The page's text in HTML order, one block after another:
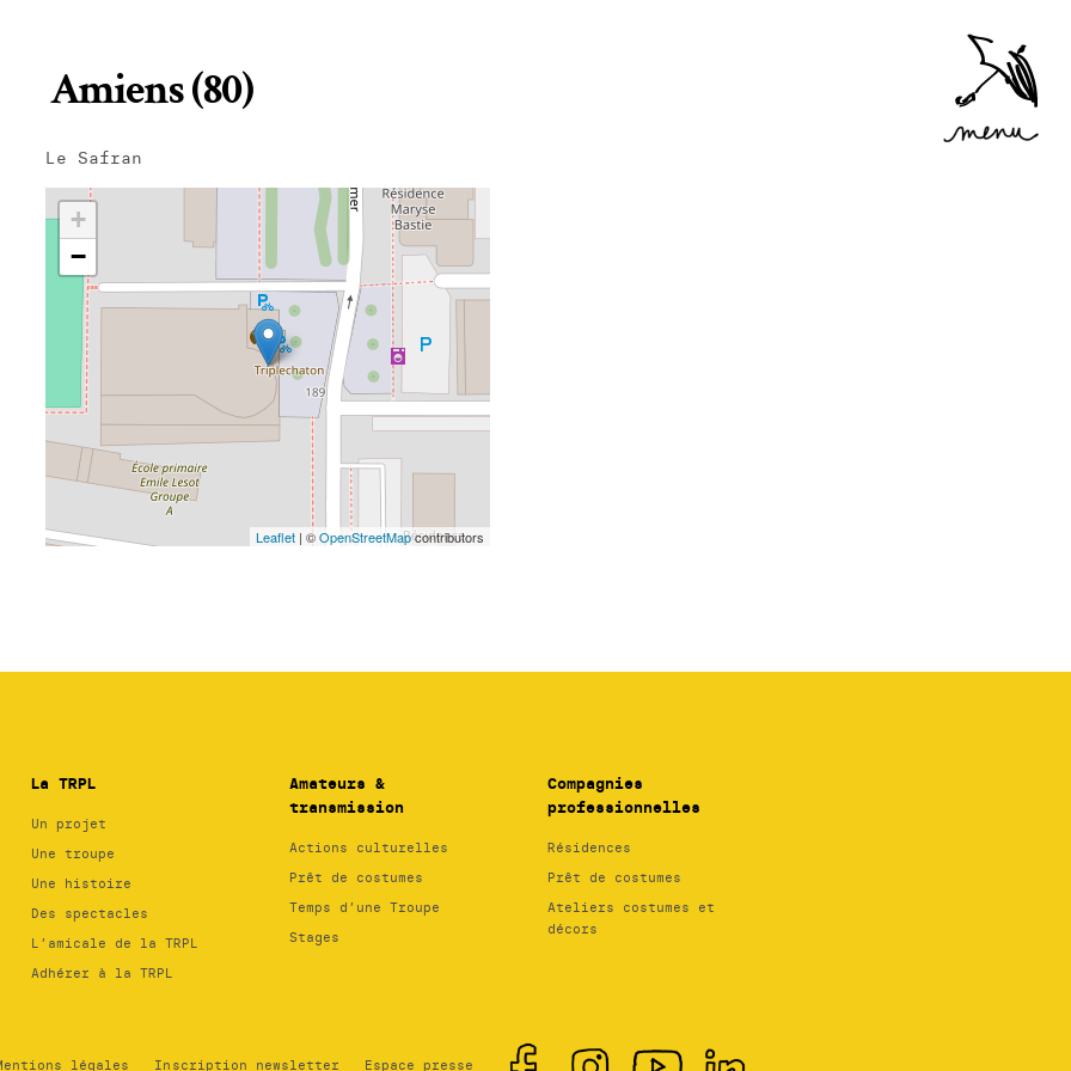
Accéder
au menu
Amiens (80)
Le Safran
La TRPL
Un projet
Une troupe
Une histoire
Des spectacles
L’amicale de la TRPL
Adhérer à la TRPL
Amateurs &
transmission
Actions culturelles
Prêt de costumes
Temps d’une Troupe
Stages
Compagnies
professionnelles
Résidences
Prêt de costumes
Ateliers costumes et
décors
légales Inscription newsletter Espace presse